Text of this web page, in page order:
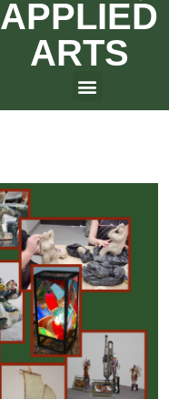
APPLIED
ARTS